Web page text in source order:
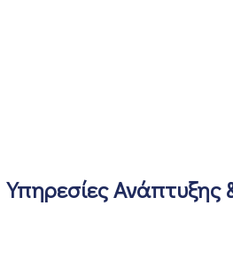
Υπηρεσίες Ανάπτυξης